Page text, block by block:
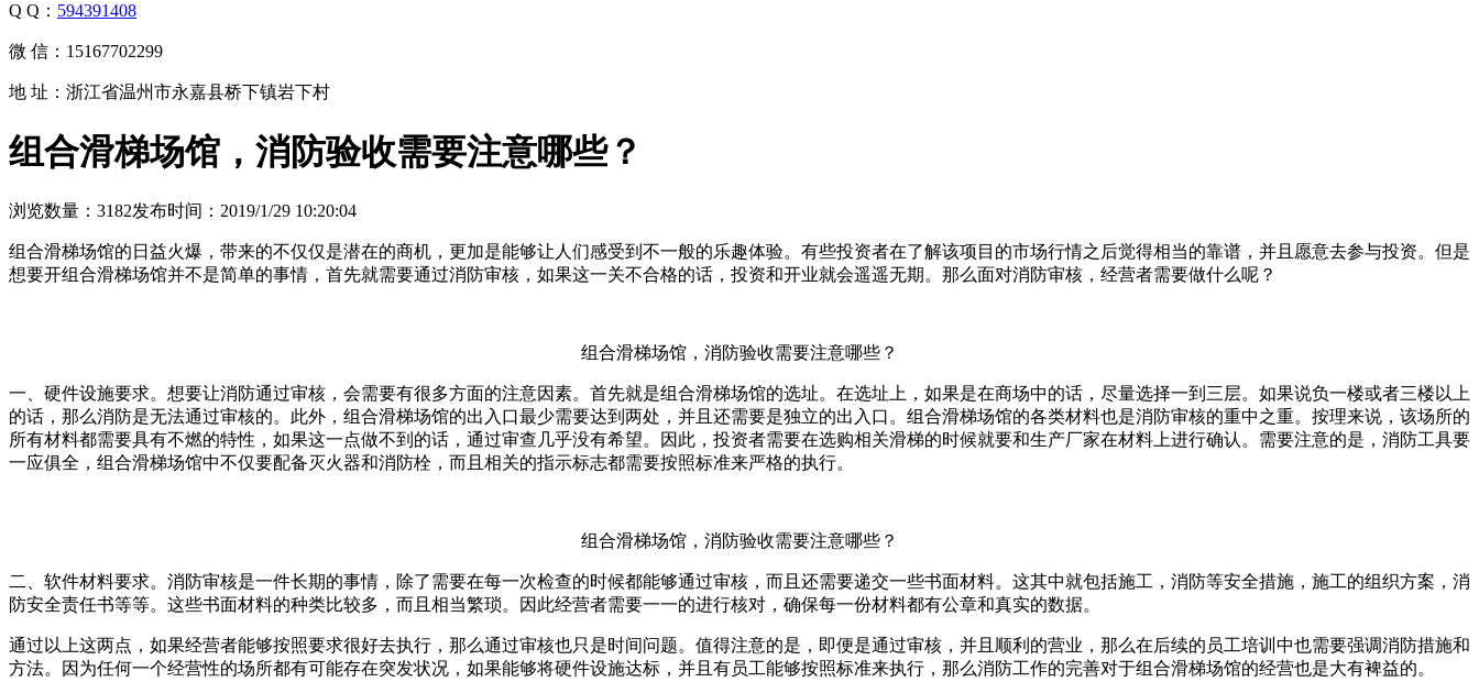
Q Q： 594391408
微 信：15167702299
地 址：浙江省温州市永嘉县桥下镇岩下村
组合滑梯场馆，消防验收需要注意哪些？
浏览数量：3182发布时间：2019/1/29 10:20:04
组合滑梯场馆的日益火爆，带来的不仅仅是潜在的商机，更加是能够让人们感受到不一般的乐趣体验。有些投资者在了解该项目的市场行情之后觉得相当的靠谱，并且愿意去参与投资。但是
想要开组合滑梯场馆并不是简单的事情，首先就需要通过消防审核，如果这一关不合格的话，投资和开业就会遥遥无期。那么面对消防审核，经营者需要做什么呢？
组合滑梯场馆，消防验收需要注意哪些？
一、硬件设施要求。想要让消防通过审核，会需要有很多方面的注意因素。首先就是组合滑梯场馆的选址。在选址上，如果是在商场中的话，尽量选择一到三层。如果说负一楼或者三楼以上
的话，那么消防是无法通过审核的。此外，组合滑梯场馆的出入口最少需要达到两处，并且还需要是独立的出入口。组合滑梯场馆的各类材料也是消防审核的重中之重。按理来说，该场所的
所有材料都需要具有不燃的特性，如果这一点做不到的话，通过审查几乎没有希望。因此，投资者需要在选购相关滑梯的时候就要和生产厂家在材料上进行确认。需要注意的是，消防工具要
一应俱全，组合滑梯场馆中不仅要配备灭火器和消防栓，而且相关的指示标志都需要按照标准来严格的执行。
组合滑梯场馆，消防验收需要注意哪些？
二、软件材料要求。消防审核是一件长期的事情，除了需要在每一次检查的时候都能够通过审核，而且还需要递交一些书面材料。这其中就包括施工，消防等安全措施，施工的组织方案，消
防安全责任书等等。这些书面材料的种类比较多，而且相当繁琐。因此经营者需要一一的进行核对，确保每一份材料都有公章和真实的数据。
通过以上这两点，如果经营者能够按照要求很好去执行，那么通过审核也只是时间问题。值得注意的是，即便是通过审核，并且顺利的营业，那么在后续的员工培训中也需要强调消防措施和
方法。因为任何一个经营性的场所都有可能存在突发状况，如果能够将硬件设施达标，并且有员工能够按照标准来执行，那么消防工作的完善对于组合滑梯场馆的经营也是大有裨益的。